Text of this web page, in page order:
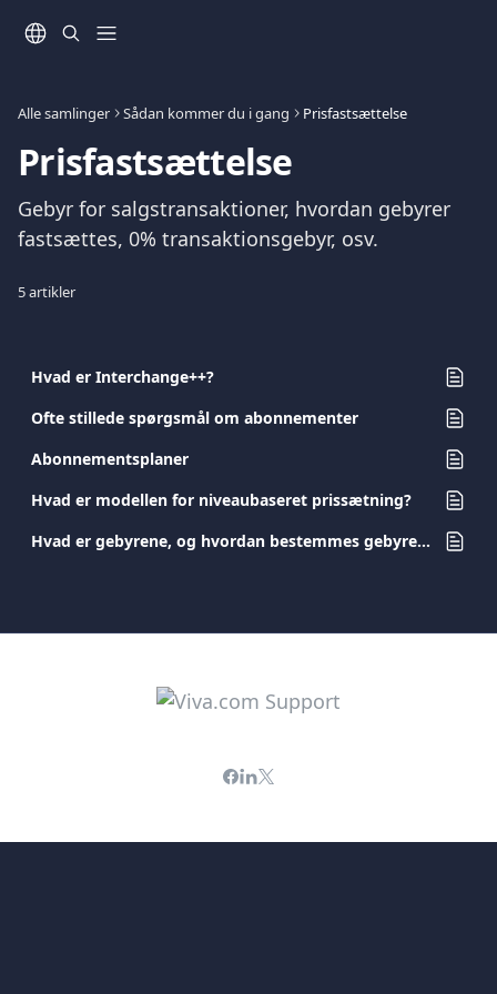
Alle samlinger Sådan kommer du i gang Prisfastsættelse
Prisfastsættelse
Gebyr for salgstransaktioner, hvordan gebyrer
fastsættes, 0% transaktionsgebyr, osv.
5 artikler
Hvad er Interchange++?
Ofte stillede spørgsmål om abonnementer
Abonnementsplaner
Hvad er modellen for niveaubaseret prissætning?
Hvad er gebyrene, og hvordan bestemmes gebyrene?